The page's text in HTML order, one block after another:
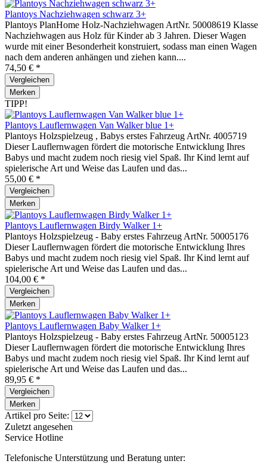
Plantoys Nachziehwagen schwarz 3+
Plantoys PlanHome Holz-Nachziehwagen ArtNr. 50008619 Klasse
Nachziehwagen aus Holz für Kinder ab 3 Jahren. Dieser Wagen
wurde mit einer Besonderheit konstruiert, sodass man einen Wagen
nach dem anderen anhängen und ziehen kann....
74,50 € *
Vergleichen
Merken
TIPP!
Plantoys Lauflernwagen Van Walker blue 1+
Plantoys Holzspielzeug , Babys erstes Fahrzeug ArtNr. 4005719
Dieser Lauflernwagen fördert die motorische Entwicklung Ihres
Babys und macht zudem noch riesig viel Spaß. Ihr Kind lernt auf
spielerische Art und Weise das Laufen und das...
55,00 € *
Vergleichen
Merken
Plantoys Lauflernwagen Birdy Walker 1+
Plantoys Holzspielzeug - Baby erstes Fahrzeug ArtNr. 50005176
Dieser Lauflernwagen fördert die motorische Entwicklung Ihres
Babys und macht zudem noch riesig viel Spaß. Ihr Kind lernt auf
spielerische Art und Weise das Laufen und das...
104,00 € *
Vergleichen
Merken
Plantoys Lauflernwagen Baby Walker 1+
Plantoys Holzspielzeug - Baby erstes Fahrzeug ArtNr. 50005123
Dieser Lauflernwagen fördert die motorische Entwicklung Ihres
Babys und macht zudem noch riesig viel Spaß. Ihr Kind lernt auf
spielerische Art und Weise das Laufen und das...
89,95 € *
Vergleichen
Merken
Artikel pro Seite:
Zuletzt angesehen
Service Hotline
Telefonische Unterstützung und Beratung unter: